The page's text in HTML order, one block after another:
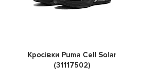
0
Кросівки Puma Cell Solar
(31117502)